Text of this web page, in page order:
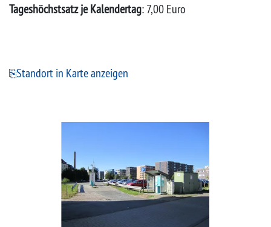
Tageshöchstsatz je Kalendertag: 7,00 Euro
Standort in Karte anzeigen